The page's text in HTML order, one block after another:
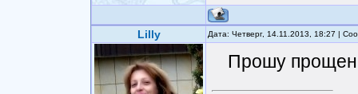
Lilly Дата: Четверг, 14.11.2013, 18:27 |
Прошу